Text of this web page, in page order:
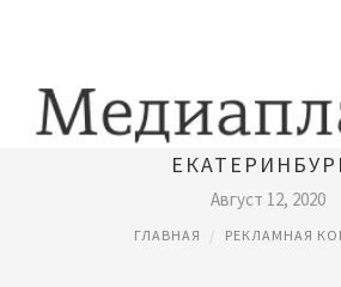
РЕКЛАМНАЯ
Август 12, 2020
ГЛАВНАЯ РЕКЛАМНАЯ